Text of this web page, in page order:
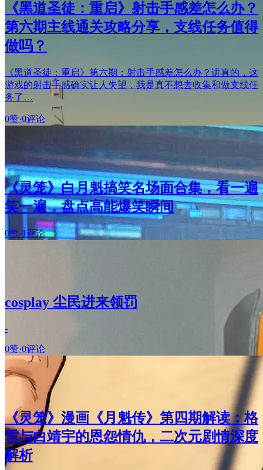
《黑道圣徒：重启》射击手感差怎么办？
第六期主线通关攻略分享，支线任务值得
做吗？
《黑道圣徒：重启》第六期：射击手感差怎么办？讲真的，这
游戏的射击手感确实让人失望，我是真不想去收集和做支线任
务了…
0赞·0评论
《灵笼》白月魁搞笑名场面合集，看一遍
笑一遍，盘点高能爆笑瞬间
0赞·1评论
cosplay 尘民进来领罚
-
0赞·0评论
《灵笼》漫画《月魁传》第四期解读：格
雷与白靖宇的恩怨情仇，二次元剧情深度
解析